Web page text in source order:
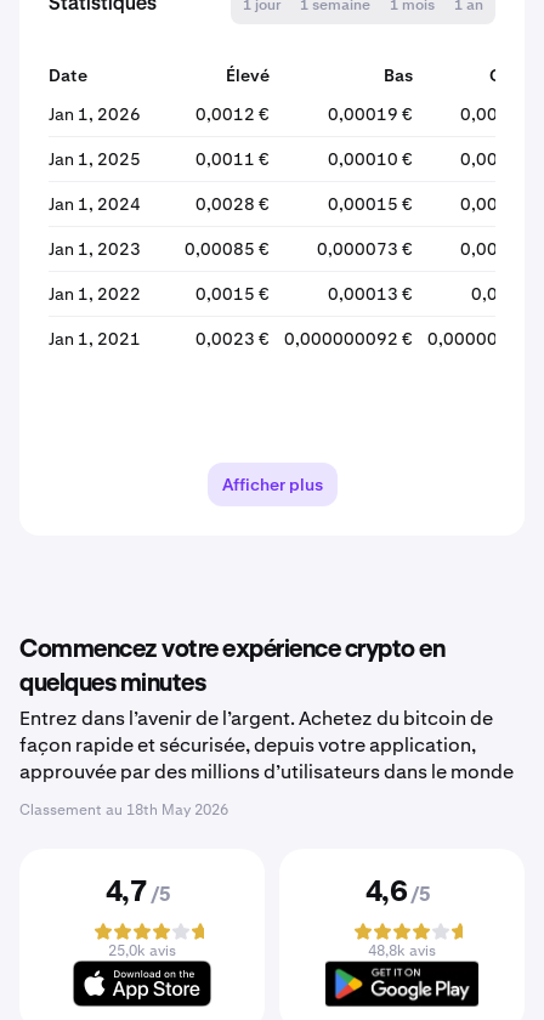
Statistiques 1 jour 1 semaine 1 mois 1 an
Date Élevé Bas
Ouvert
Jan 1, 2026
0,0012 € 0,00019 € 0,00028 €
Jan 1, 2025 0,0011 € 0,00010 € 0,00035 €
Jan 1, 2024 0,0028 € 0,00015 € 0,00052 €
Jan 1, 2023 0,00085 € 0,000073 € 0,00023 €
Jan 1, 2022 0,0015 € 0,00013 € 0,0012 €
Jan 1, 2021 0,0023 € 0,000000092 € 0,00000089 €
Afficher plus
Commencez votre expérience crypto en
quelques minutes
Entrez dans l’avenir de l’argent. Achetez du bitcoin de
façon rapide et sécurisée, depuis votre application,
approuvée par des millions d’utilisateurs dans le monde
Classement au 18th May 2026
4,7 /5
25,0k avis
4,6 /5
48,8k avis